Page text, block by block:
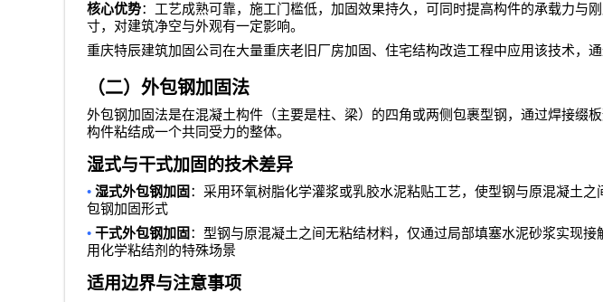
核心优势：工艺成熟可靠，施工门槛低，加固效果持久，可同时提高构件的承载力与刚
寸，对建筑净空与外观有一定影响。
重庆特辰建筑加固公司在大量重庆老旧厂房加固、住宅结构改造工程中应用该技术，
（二）外包钢加固法
外包钢加固法是在混凝土构件（主要是柱、梁）的四角或两侧包裹型钢，通过焊接缀
构件粘结成一个共同受力的整体。
湿式与干式加固的技术差异
• 湿式外包钢加固 ：采用环氧树脂化学灌浆或乳胶水泥粘贴工艺，使型钢与原混凝土
包钢加固形式
• 干式外包钢加固 ：型钢与原混凝土之间无粘结材料，仅通过局部填塞水泥砂浆实现
用化学粘结剂的特殊场景
适用边界与注意事项